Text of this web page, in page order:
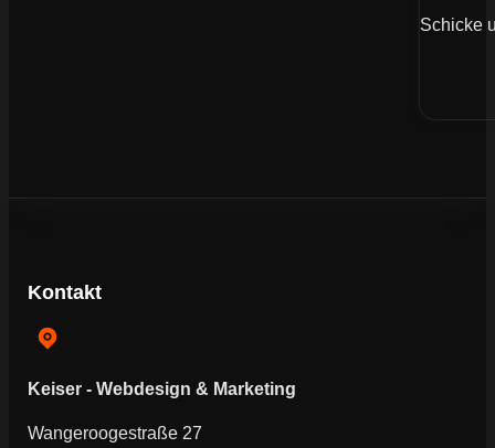
Schicke
Kontakt
Keiser - Webdesign & Marketing
Wangeroogestraße 27